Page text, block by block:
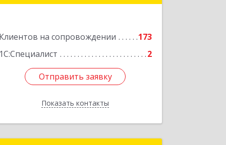
Клиентов на сопровождении
173
1С:Специалист
2
Отправить заявку
Показать контакты
Подробнее
Отправить заявку
Назад